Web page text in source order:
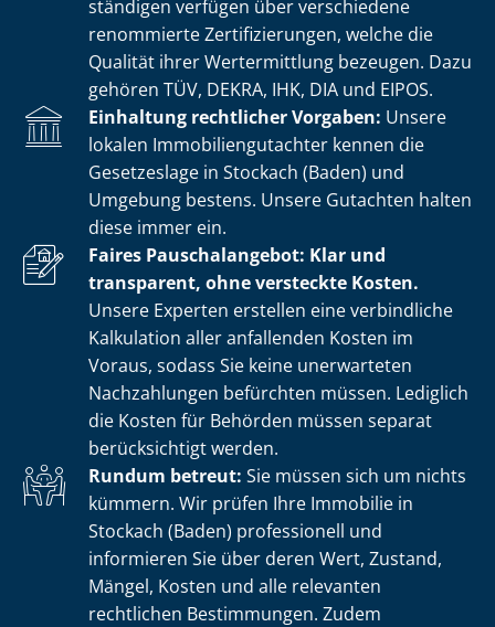
stän­di­gen verfügen über verschiedene
renommierte Zer­ti­fi­zie­run­gen, welche die
Qualität ihrer Wertermittlung bezeugen. Dazu
gehören TÜV, DEKRA, IHK, DIA und EIPOS.
Einhaltung rechtlicher Vorgaben: Unsere
lokalen Im­mo­bi­li­en­gut­ach­ter kennen die
Gesetzeslage in Stockach (Baden) und
Umgebung bestens. Unsere Gutachten halten
diese immer ein.
Faires Pauschalangebot: Klar und
transparent, ohne versteckte Kosten.
Unsere Experten erstellen eine verbindliche
Kalkulation aller anfallenden Kosten im
Voraus, sodass Sie keine unerwarteten
Nachzahlungen befürchten müssen. Lediglich
die Kosten für Behörden müssen separat
berücksichtigt werden.
Rundum betreut: Sie müssen sich um nichts
kümmern. Wir prüfen Ihre Immobilie in
Stockach (Baden) professionell und
informieren Sie über deren Wert, Zustand,
Mängel, Kosten und alle relevanten
rechtlichen Bestimmungen. Zudem